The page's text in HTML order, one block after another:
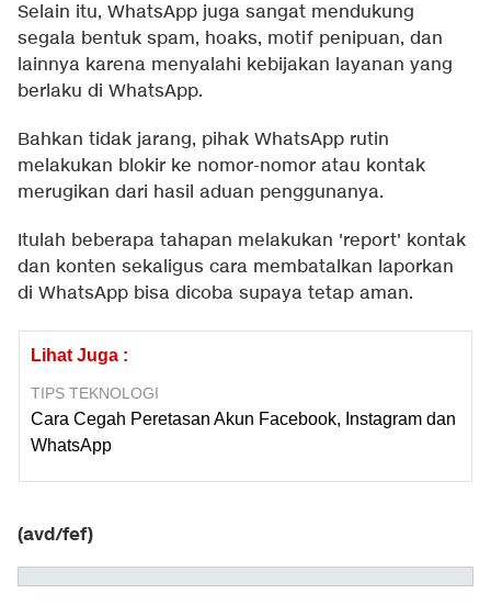
Selain itu, WhatsApp juga sangat mendukung
segala bentuk spam, hoaks, motif penipuan, dan
lainnya karena menyalahi kebijakan layanan yang
berlaku di WhatsApp.
Bahkan tidak jarang, pihak WhatsApp rutin
melakukan blokir ke nomor-nomor atau kontak
merugikan dari hasil aduan penggunanya.
Itulah beberapa tahapan melakukan 'report' kontak
dan konten sekaligus cara membatalkan laporkan
di WhatsApp bisa dicoba supaya tetap aman.
Lihat Juga :
TIPS TEKNOLOGI
Cara Cegah Peretasan Akun Facebook, Instagram dan
WhatsApp
(avd/fef)